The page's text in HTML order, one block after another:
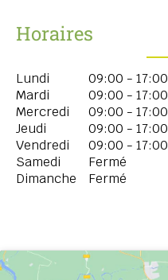
Horaires
Lundi
09:00 - 17:00
Mardi
09:00 - 17:00
Mercredi
09:00 - 17:00
Jeudi
09:00 - 17:00
Vendredi
09:00 - 17:00
Samedi
Fermé
Dimanche
Fermé